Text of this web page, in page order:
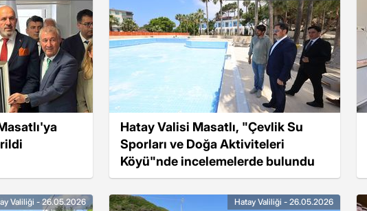
Hatay Valisi Masatlı, "Çevlik Su
Sporları ve Doğa Aktiviteleri
Köyü"nde incelemelerde bulundu
Valiliği - 26.05.2026 Hatay Valiliği - 26.05.2026